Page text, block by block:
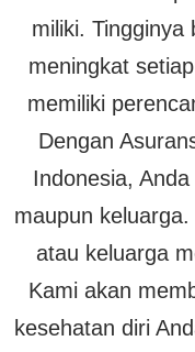
miliki. Tingginya
meningkat
memiliki
Dengan
Indonesia,
maupun
atau keluarga
Kami akan
kesehatan diri